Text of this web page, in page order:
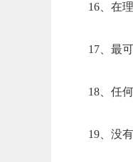
16、在
17、最
18、任
19、没